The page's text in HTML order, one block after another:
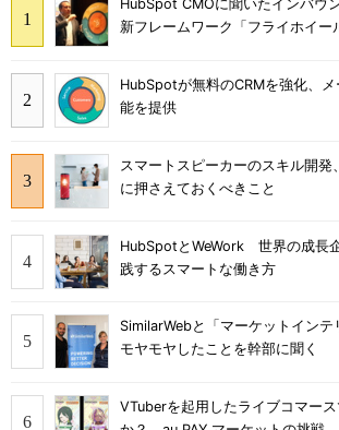
HubSpot CMOに聞いたインバウ
新フレームワーク「フライホイー
HubSpotが無料のCRMを強化、
能を提供
スマートスピーカーのスキル開発
に押さえておくべきこと
HubSpotとWeWork 世界の成長
践するスマートな働き方
SimilarWebと「マーケットイン
モヤモヤしたことを幹部に聞く
VTuberを起用したライブコマー